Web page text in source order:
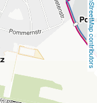
OpenStreetMap contributors